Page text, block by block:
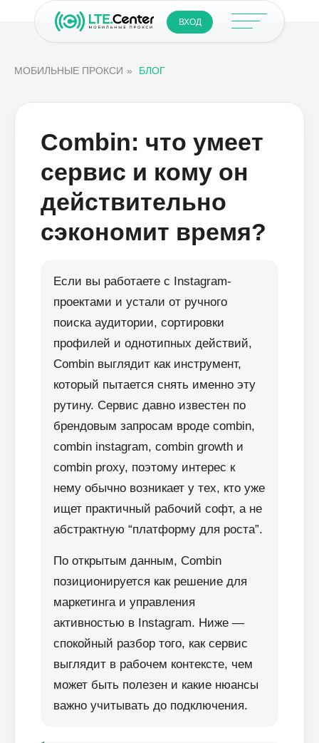
ВХОД
МОБИЛЬНЫЕ ПРОКСИ » БЛОГ
Combin: что умеет
сервис и кому он
действительно
сэкономит время?
Если вы работаете с Instagram-
проектами и устали от ручного
поиска аудитории, сортировки
профилей и однотипных действий,
Combin выглядит как инструмент,
который пытается снять именно эту
рутину. Сервис давно известен по
брендовым запросам вроде combin,
combin instagram, combin growth и
combin proxy, поэтому интерес к
нему обычно возникает у тех, кто уже
ищет практичный рабочий софт, а не
абстрактную “платформу для роста”.
По открытым данным, Combin
позиционируется как решение для
маркетинга и управления
активностью в Instagram. Ниже —
спокойный разбор того, как сервис
выглядит в рабочем контексте, чем
может быть полезен и какие нюансы
важно учитывать до подключения.